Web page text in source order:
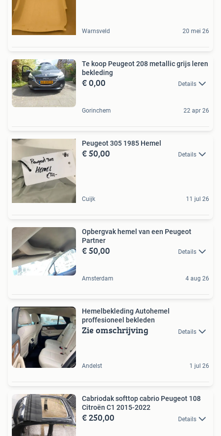
Warnsveld 20 mei 26
Te koop Peugeot 208 metallic grijs leren
bekleding
€ 0,00 Details
Gorinchem 22 apr 26
Peugeot 305 1985 Hemel
€ 50,00 Details
Cuijk 11 jul 26
Opbergvak hemel van een Peugeot
Partner
€ 50,00 Details
Amsterdam 4 aug 26
Hemelbekleding Autohemel
proffesioneel bekleden
Zie omschrijving Details
Andelst 1 jul 26
Cabriodak softtop cabrio Peugeot 108
Citroën C1 2015-2022
€ 250,00 Details